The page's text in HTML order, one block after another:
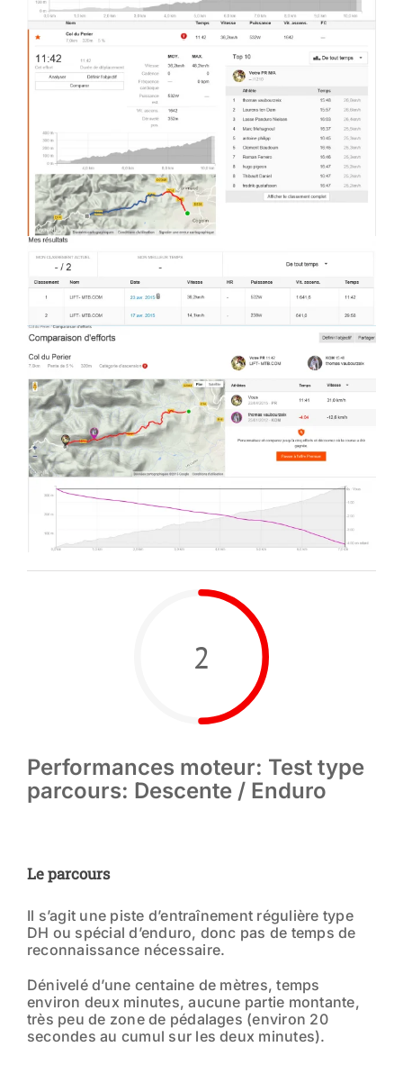
2
Performances moteur: Test type
parcours: Descente / Enduro
Le parcours
Il s’agit une piste d’entraînement régulière type
DH ou spécial d’enduro, donc pas de temps de
reconnaissance nécessaire.
Dénivelé d’une centaine de mètres, temps
environ deux minutes, aucune partie montante,
très peu de zone de pédalages (environ 20
secondes au cumul sur les deux minutes).